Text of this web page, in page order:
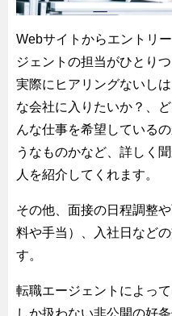
Webサイトからエントリ
ジェントの担当がひとりつ
実際にヒアリングないし
な会社に入りたいか？、
んな仕事を希望している
うなものかなど、詳しく
人を紹介してくれます。
その他、面接の日程調整
料や手当）、入社日など
す。
転職エージェントによっ
しか扱わない非公開の好